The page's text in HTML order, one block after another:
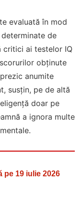
evaluată în mod
de
critici ai testelor IQ
obținute
anumite
susțin, pe de altă
doar pe
a ignora multe
pe 19 iulie 2026